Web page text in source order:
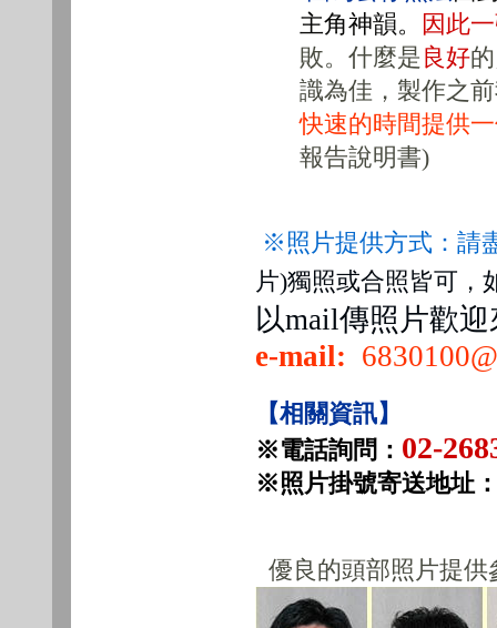
主角神韻。
因此
敗。什麼是 良好
識為佳，製作之
快速的時間提供
報告說明書)
※照片提供方式：請
片)獨照或合照皆可
以mail傳照片歡
e-mail:
【相關資訊】
※電話詢問： 02-
※照片掛號寄送地址
優良的頭部照片提供